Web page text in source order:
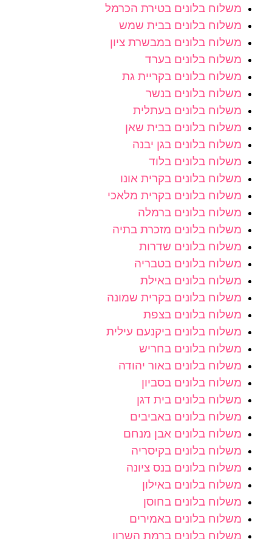
משלוח בלונים בטירת הכרמל
משלוח בלונים בבית שמש
משלוח בלונים במבשרת ציון
משלוח בלונים בערד
משלוח בלונים בקריית גת
משלוח בלונים בנשר
משלוח בלונים בעתלית
משלוח בלונים בבית שאן
משלוח בלונים בגן יבנה
משלוח בלונים בלוד
משלוח בלונים בקרית אונו
משלוח בלונים בקרית מלאכי
משלוח בלונים ברמלה
משלוח בלונים מזכרת בתיה
משלוח בלונים שדרות
משלוח בלונים בטבריה
משלוח בלונים באילת
משלוח בלונים בקרית שמונה
משלוח בלונים בצפת
משלוח בלונים ביקנעם עילית
משלוח בלונים בחריש
משלוח בלונים באור יהודה
משלוח בלונים בסביון
משלוח בלונים בית דגן
משלוח בלונים באביבים
משלוח בלונים אבן מנחם
משלוח בלונים בקיסריה
משלוח בלונים בנס ציונה
משלוח בלונים באילון
משלוח בלונים בחוסן
משלוח בלונים באמירים
משלוח בלונים ברמת השרון